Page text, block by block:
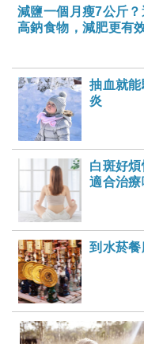
減鹽一個月瘦7公斤？
高鈉食物，減肥更有
抽血就
炎
白斑好
適合治療
到水菸